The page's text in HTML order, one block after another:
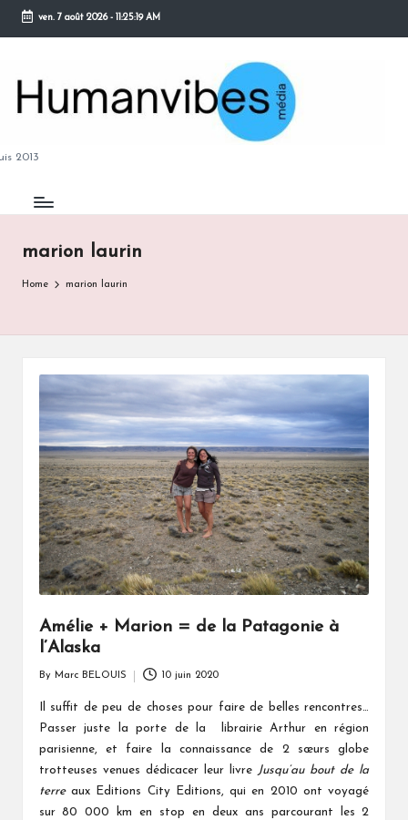
Skip
content
ven. 7 août 2026- 11:25:20 AM
2013
marion laurin
Home marion laurin
Amélie + Marion = de la Patagonie à
l’Alaska
by
By Marc BELOUIS 10 juin 2020
Il suffit de peu de choses pour faire de belles rencontres…
Passer juste la porte de la librairie Arthur en région
parisienne, et faire la connaissance de 2 sœurs globe
trotteuses venues dédicacer leur livre
Jusqu’au bout de la
terreaux Editions City Editions, qui en 2010 ont voyagé
sur 80 000 km en stop en deux ans parcourant les 2